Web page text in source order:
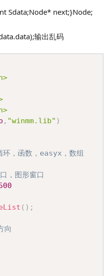
Sdata;Node* next;}Node;
输出乱码
, "winmm.lib" )
，图形窗口
( ) ;
向